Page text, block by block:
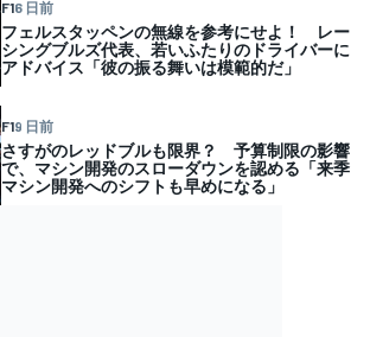
F16 日前
フェルスタッペンの無線を参考にせよ！ レー
シングブルズ代表、若いふたりのドライバーに
アドバイス「彼の振る舞いは模範的だ」
F19 日前
さすがのレッドブルも限界？ 予算制限の影響
で、マシン開発のスローダウンを認める「来季
マシン開発へのシフトも早めになる」